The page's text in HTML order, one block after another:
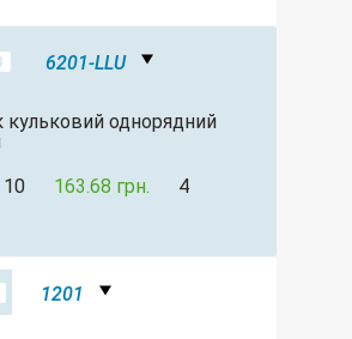
6201-LLU
кульковий однорядний
10 163.68 грн. 4
1201